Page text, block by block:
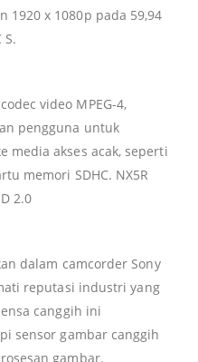
1920 x 1080p pada 59,94
S.
video MPEG-4,
pengguna untuk
media akses acak, seperti
memori SDHC. NX5R
2.0
dalam camcorder Sony
reputasi industri yang
canggih ini
sensor gambar canggih
gambar.